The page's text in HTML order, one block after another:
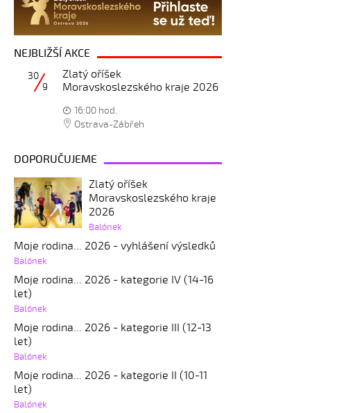
NEJBLIŽŠÍ AKCE
Zlatý oříšek
Moravskoslezského kraje 2026
30
9
16:00 hod.
Ostrava-Zábřeh
DOPORUČUJEME
Zlatý oříšek
Moravskoslezského kraje
2026
Balónek
Moje rodina... 2026 - vyhlášení výsledků
Balónek
Moje rodina... 2026 - kategorie IV (14-16
let)
Balónek
Moje rodina... 2026 - kategorie III (12-13
let)
Balónek
Moje rodina... 2026 - kategorie II (10-11
let)
Balónek